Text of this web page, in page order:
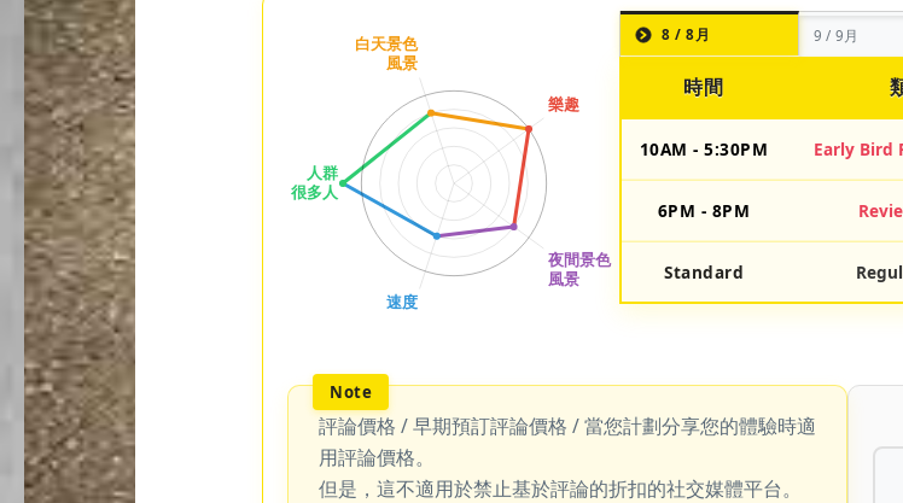
8 / 8月 9 / 9月
時間
10AM - 5:30PM Early Bird
6PM - 8PM
Standard
評論價格 / 早期預訂評論價格 / 當您計劃分享您的體驗時適
用評論價格。
但是，這不適用於禁止基於評論的折扣的社交媒體平台。